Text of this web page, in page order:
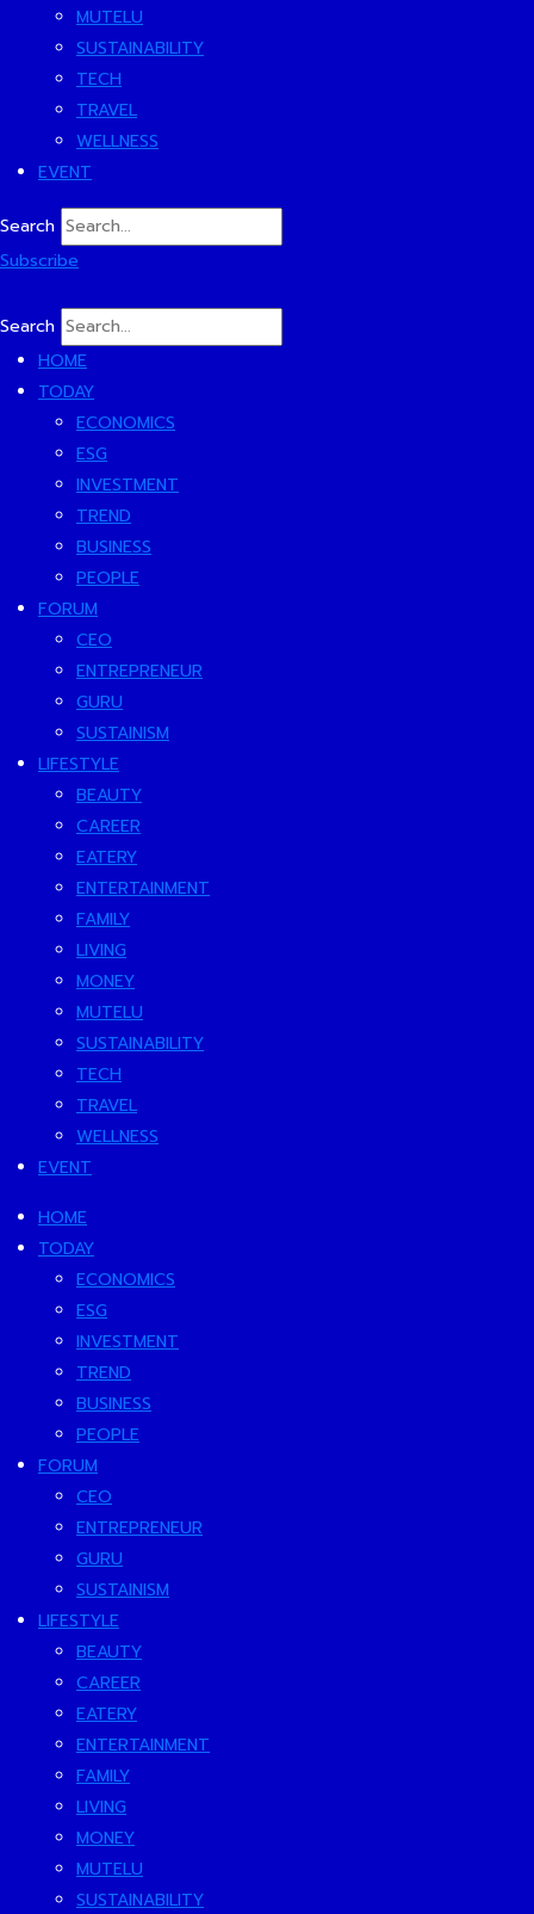
MUTELU
SUSTAINABILITY
TECH
TRAVEL
WELLNESS
EVENT
Search
Subscribe
Search
HOME
TODAY
ECONOMICS
ESG
INVESTMENT
TREND
BUSINESS
PEOPLE
FORUM
CEO
ENTREPRENEUR
GURU
SUSTAINISM
LIFESTYLE
BEAUTY
CAREER
EATERY
ENTERTAINMENT
FAMILY
LIVING
MONEY
MUTELU
SUSTAINABILITY
TECH
TRAVEL
WELLNESS
EVENT
HOME
TODAY
ECONOMICS
ESG
INVESTMENT
TREND
BUSINESS
PEOPLE
FORUM
CEO
ENTREPRENEUR
GURU
SUSTAINISM
LIFESTYLE
BEAUTY
CAREER
EATERY
ENTERTAINMENT
FAMILY
LIVING
MONEY
MUTELU
SUSTAINABILITY